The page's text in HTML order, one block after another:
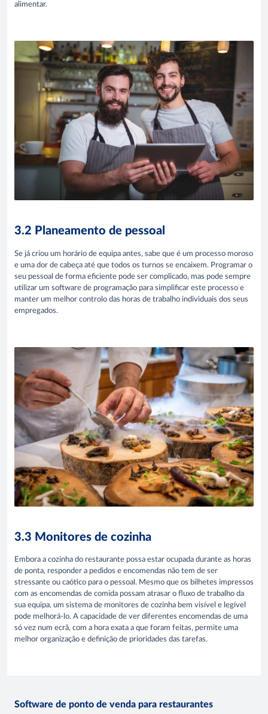
alimentar.
3.2 Planeamento de pessoal
Se já criou um horário de equipa antes, sabe que é um processo moroso
e uma dor de cabeça até que todos os turnos se encaixem. Programar o
seu pessoal de forma eficiente pode ser complicado, mas pode sempre
utilizar um software de programação para simplificar este processo e
manter um melhor controlo das horas de trabalho individuais dos seus
empregados.
3.3 Monitores de cozinha
Embora a cozinha do restaurante possa estar ocupada durante as horas
de ponta, responder a pedidos e encomendas não tem de ser
stressante ou caótico para o pessoal. Mesmo que os bilhetes impressos
com as encomendas de comida possam atrasar o fluxo de trabalho da
sua equipa, um sistema de monitores de cozinha bem visível e legível
pode melhorá-lo. A capacidade de ver diferentes encomendas de uma
só vez num ecrã, com a hora exata a que foram feitas, permite uma
melhor organização e definição de prioridades das tarefas.
Software de ponto de venda para restaurantes